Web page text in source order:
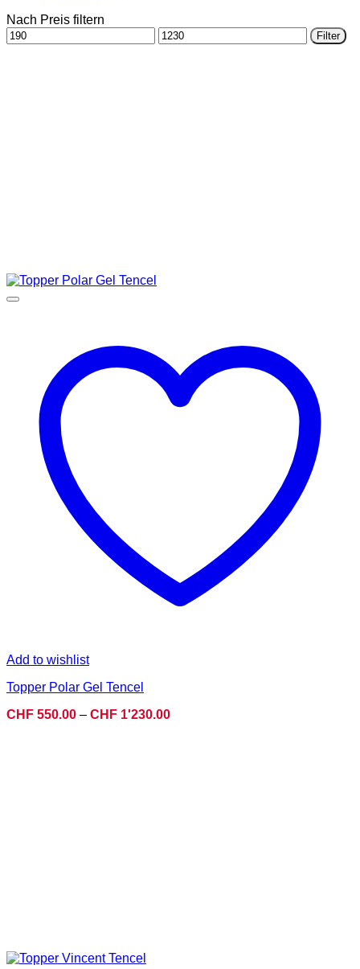
Nach Preis filtern
Min.
Preis
Max.
Preis
Filter
Add to wishlist
Topper Polar Gel Tencel
CHF 550.00 – CHF 1'230.00Preisspanne: